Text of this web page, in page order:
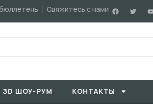
Свяжитесь с нами
ЗD ШОУ-РУМ KОНТАКТЫ